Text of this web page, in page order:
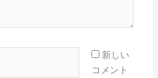
新しい
コメント